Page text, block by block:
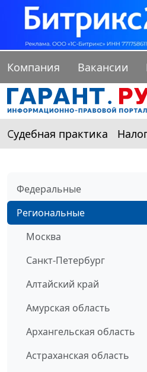
Компания Вакансии
Судебная практика
Федеральные
Региональные
Москва
Санкт-Петербург
Алтайский край
Амурская область
Архангельская область
Астраханская область